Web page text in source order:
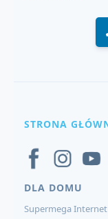
STRONA
DLA DOMU
Supermega Internet